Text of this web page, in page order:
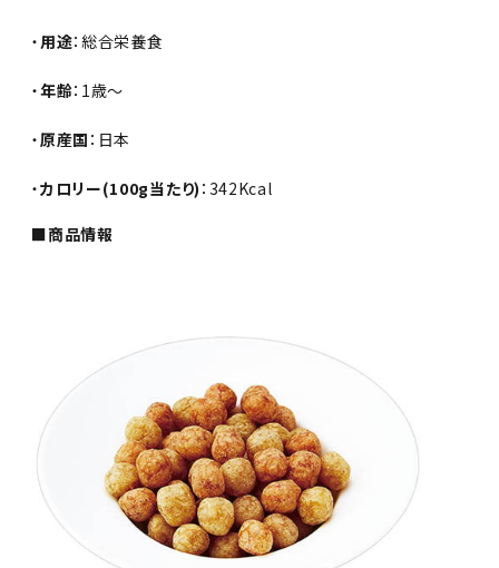
・ 用途：総合栄養食
・年齢：1歳～
・原産国 ：日本
・カロリー(100g当たり) ：342Kcal
■商品情報